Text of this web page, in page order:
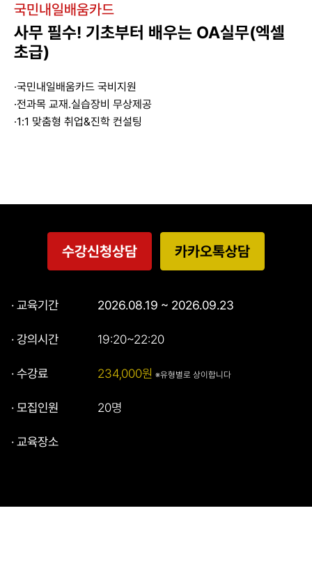
국민내일배움카드
사무 필수! 기초부터 배우는 OA실무(엑셀
초급)
·국민내일배움카드 국비지원
·전과목 교재.실습장비 무상제공
·1:1 맞춤형 취업&진학 컨설팅
수강신청상담 카카오톡상담
· 교육기간 2026.08.19 ~ 2026.09.23
· 강의시간 19:20~22:20
· 수강료 234,000원 ※유형별로 상이합니다
· 모집인원 20명
· 교육장소